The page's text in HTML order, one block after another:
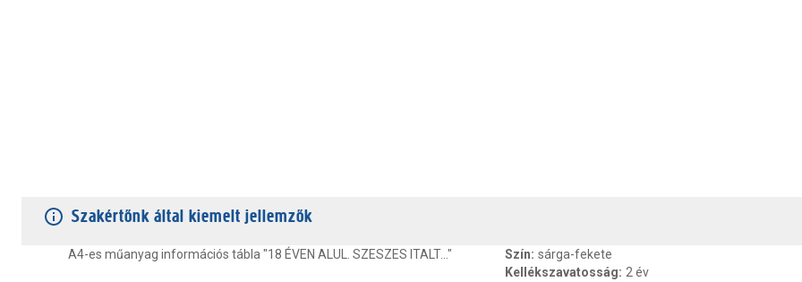
Szakértőnk által kiemelt jellemzők
A4-es műanyag információs tábla "18 ÉVEN ALUL. SZESZES ITALT..." Szín: sárga-fekete
Kellékszavatosság: 2 év